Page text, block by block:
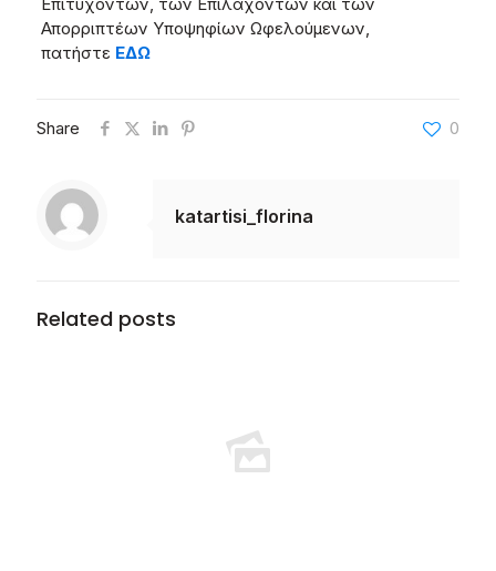
Απορριπτέων Υποψηφίων Ωφελούμενων,
πατήστε ΕΔΩ
Share 0
katartisi_florina
Related posts